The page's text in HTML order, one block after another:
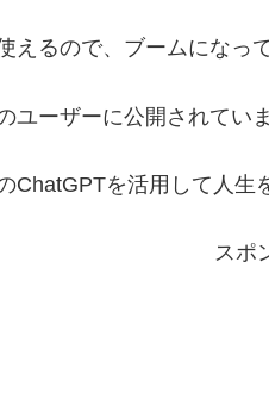
えるので、ブームになっ
ユーザーに公開されてい
ChatGPTを活用して人生
スポ